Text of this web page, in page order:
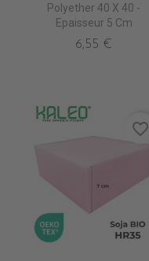
Polyether 40 X 40 -
Epaisseur 5 Cm
6,55 €
favorite_border